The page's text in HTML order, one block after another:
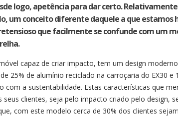
logo, apetência para dar certo. Relativamente
um conceito diferente daquele a que estamos
que facilmente se confunde com um
capaz de criar impacto, tem um design
25% de alumínio reciclado na carroçaria do EX30 e
a sustentabilidade. Estas características que
clientes, seja pelo impacto criado pelo design,
com este modelo cerca de 30% dos clientes